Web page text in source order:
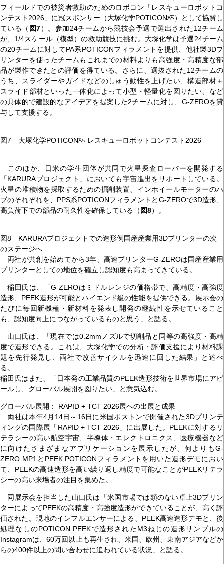
フィールドでの被災者救助のためのロボコン「レスキューロボットコ
ンテスト2026」に冠スポンサー（大塚化学POTICON杯）として協賛し
ている（ 図7）。参加24チームから競技会予選で選出された12チーム
が、1/4スケール（模型）の救助競技に挑む。大塚化学は予選24チーム
の20チームに対してPA系POTICONフィラメントを提供、他社製3Dプ
リンターを使ったチームもこれまでの材料よりも高強度・高精度な部
品が製作できたとの評価を得ている。さらに、選抜された12チームの
うち、スライダーやガイドなどのしゅう動性を上げたい、構造部材＋
スライド部材といった一体化によって小型・軽量化を図りたい、など
の具体的で建設的なアイデアを提案した2チームに対し、G-ZEROを貸
与して支援する。
図7 大塚化学POTICON杯 レスキューロボットコンテスト2026
このほか、日米の学生団体が共同で火星探査ローバーを開発する
「KARURAプロジェクト」においても宇宙進出をサポートしている。
火星の堆積物を採取するための掘削装置、インホイールモーターのハ
ブのそれぞれを、PPS系POTICONフィラメントとG-ZEROで3D造形、
高負荷下での部品の耐久性を確保している（ 図8）。
図8 KARURAプロジェクトでの造形例国産産業用3Dプリンターの次
のステージへ
両社が共創を始めてから3年、高速プリンターG-ZEROは国産産業用
プリンターとしての地位を確立し認知度も高まってきている。
稲田氏は、「G-ZEROはミドルレンジの価格帯で、高精度・高強度
造形、PEEK造形が可能とハイエンド級の性能を提供できる。展示会の
たびに毎回新機種・新材料を発表し開発の継続性を示せていること
も、認知度向上につながっているものと思う」と語る。
山口氏は、「現在では0.2mmノズルで切削品と同等の高強度・高精
度で造形できる。これは、大塚化学での分析・評価支援により材料課
題を先行発見し、両社で改善サイクルを迅速に回した結果」と述べ
る。
稲田氏はまた、「日本発の工業品質のPEEK造形技術を世界市場にアピ
ールし、グローバル展開を図りたい」と意気込む。
グローバル展開： RAPID + TCT 2026展への出展と成果
両社は本年4月14日～16日に米国ボストンで開催された3Dプリンテ
ィングの国際展「RAPID + TCT 2026」に出展した。PEEKに対するリ
テラシーの高い航空宇宙、半導体・エレクトロニクス、医療機器など
に向けたさまざまなアプリケーションを展示したが、何よりもG-
ZERO MP1とPEEK POTICONフィラメントを用いた造形デモにおい
て、PEEKの高速造形を高い繰り返し精度で可能なことがPEEKリテラ
シーの高い来場者の注目を集めた。
同展示会を担当した山口氏は「米国市場では類のない卓上3Dプリン
ターによってPEEKの高精度・高強度造形ができていることが、高く評
価された。現地のインフルエンサーによる、PEEK高速造形デモと、後
処理なしのPOTICON PEEKで造形されたM3ねじの造形サンプルの
Instagramは、60万回以上も再生され、米国、欧州、東南アジアなどか
らの400件以上の問い合わせに追われている状況」と語る。